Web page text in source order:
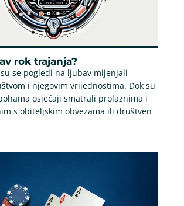
rok trajanja?
se pogledi na ljubav mijenjali
i njegovim vrijednostima. Dok su
osjećaji smatrali prolaznima i
s obiteljskim obvezama ili društven